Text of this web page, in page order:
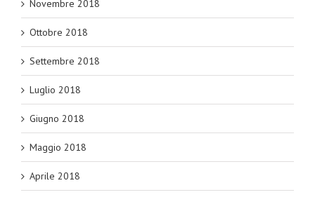
Novembre 2018
Ottobre 2018
Settembre 2018
Luglio 2018
Giugno 2018
Maggio 2018
Aprile 2018